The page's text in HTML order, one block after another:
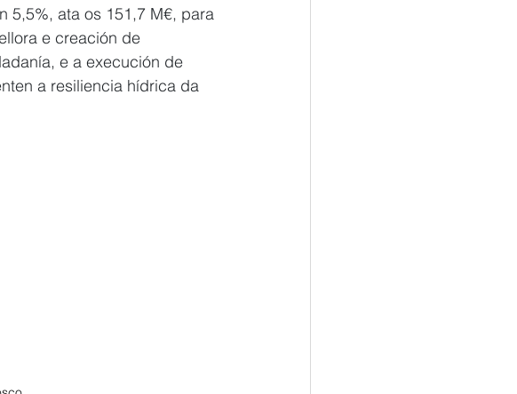
5,5%, ata os 151,7 M€, para
e creación de
e a execución de
a resiliencia hídrica da